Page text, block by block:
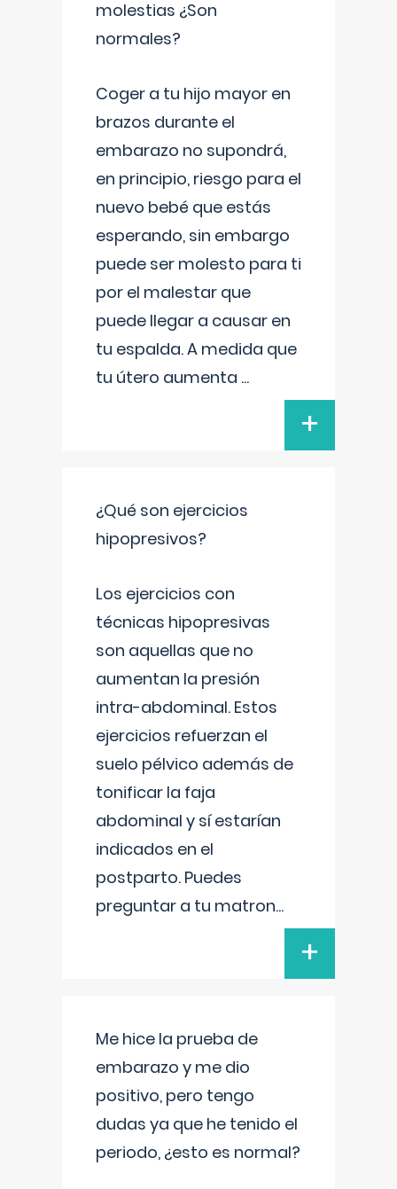
molestias ¿Son
normales?
Coger a tu hijo mayor en
brazos durante el
embarazo no supondrá,
en principio, riesgo para el
nuevo bebé que estás
esperando, sin embargo
puede ser molesto para ti
por el malestar que
puede llegar a causar en
tu espalda. A medida que
tu útero aumenta ...
+
¿Qué son ejercicios
hipopresivos?
Los ejercicios con
técnicas hipopresivas
son aquellas que no
aumentan la presión
intra-abdominal. Estos
ejercicios refuerzan el
suelo pélvico además de
tonificar la faja
abdominal y sí estarían
indicados en el
postparto. Puedes
preguntar a tu matron...
+
Me hice la prueba de
embarazo y me dio
positivo, pero tengo
dudas ya que he tenido el
periodo, ¿esto es normal?